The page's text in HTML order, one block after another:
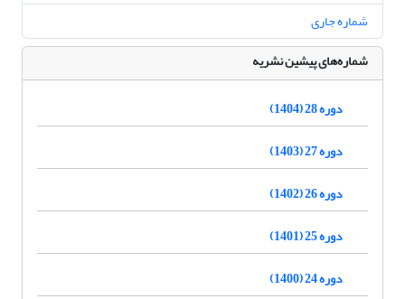
شماره جاری
شماره‌های پیشین نشریه
دوره 28 (1404)
دوره 27 (1403)
دوره 26 (1402)
دوره 25 (1401)
دوره 24 (1400)